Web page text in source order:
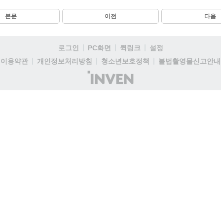
본문 이전 다음
로그인 PC화면 퀵링크
설정
이용약관
개인정보처리방침 청소년보호정책
불법촬영물신고안내
(주)
인